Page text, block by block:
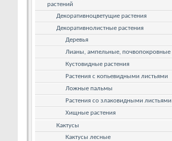
растений
Декоративноцветущие растения
Декоративнолистные растения
Деревья
Лианы, ампельные, почвопокровные
Кустовидные растения
Растения с копьевидными листьями
Ложные пальмы
Растения со злаковидными листьями
Хищные растения
Кактусы
Кактусы лесные